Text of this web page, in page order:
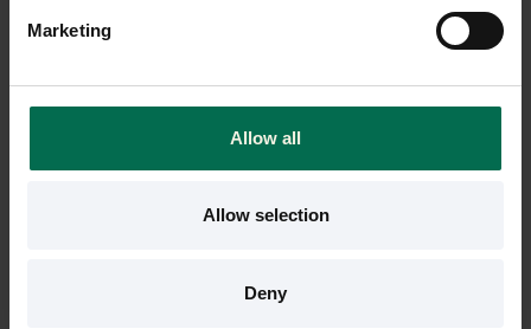
Marketing
Allow all
Allow selection
Deny
Sparar miljön ca 56 kg
Sparar miljön ca 32 kg